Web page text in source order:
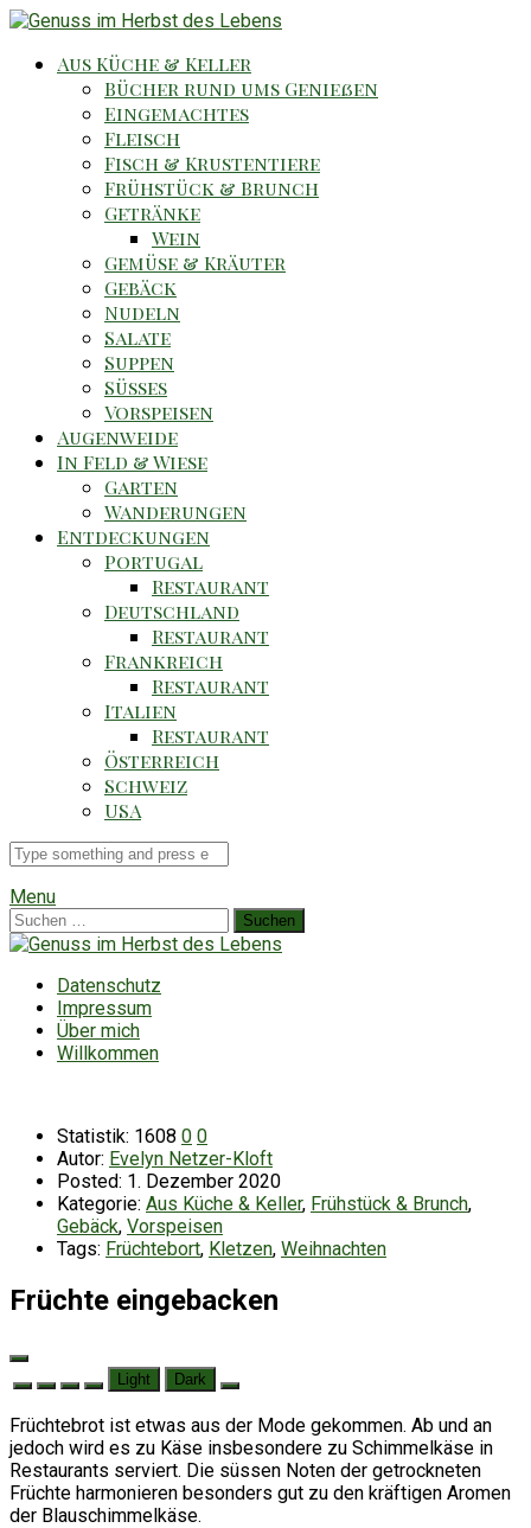
Aus Küche & Keller
Bücher rund ums Genießen
Eingemachtes
Fleisch
Fisch & Krustentiere
Frühstück & Brunch
Getränke
Wein
Gemüse & Kräuter
Gebäck
Nudeln
Salate
Suppen
Süsses
Vorspeisen
Augenweide
In Feld & Wiese
Garten
Wanderungen
Entdeckungen
Portugal
Restaurant
Deutschland
Restaurant
Frankreich
Restaurant
Italien
Restaurant
Österreich
Schweiz
USA
Suche
für
Menu
Suchen
nach:
Datenschutz
Impressum
Über mich
Willkommen
Statistik: 1608 0 0
Autor: Evelyn Netzer-Kloft
Posted: 1. Dezember 2020
Kategorie: Aus Küche & Keller, Frühstück & Brunch,
Gebäck, Vorspeisen
Tags: Früchtebort, Kletzen, Weihnachten
Früchte eingebacken
Light Dark
Früchtebrot ist etwas aus der Mode gekommen. Ab und an
jedoch wird es zu Käse insbesondere zu Schimmelkäse in
Restaurants serviert. Die süssen Noten der getrockneten
Früchte harmonieren besonders gut zu den kräftigen Aromen
der Blauschimmelkäse.